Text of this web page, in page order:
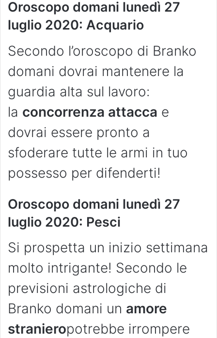
Oroscopo domani lunedì 27
luglio 2020: Acquario
Secondo l’oroscopo di Branko
domani dovrai mantenere la
guardia alta sul lavoro:
la concorrenza attacca e
dovrai essere pronto a
sfoderare tutte le armi in tuo
possesso per difenderti!
Oroscopo domani lunedì 27
luglio 2020: Pesci
Si prospetta un inizio settimana
molto intrigante! Secondo le
previsioni astrologiche di
Branko domani un amore
stranieropotrebbe irrompere